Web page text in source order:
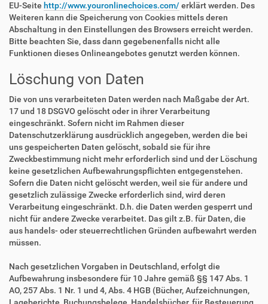
EU-Seite http://www.youronlinechoices.com/ erklärt werden. Des
Weiteren kann die Speicherung von Cookies mittels deren
Abschaltung in den Einstellungen des Browsers erreicht werden.
Bitte beachten Sie, dass dann gegebenenfalls nicht alle
Funktionen dieses Onlineangebotes genutzt werden können.
Löschung von Daten
Die von uns verarbeiteten Daten werden nach Maßgabe der Art.
17 und 18 DSGVO gelöscht oder in ihrer Verarbeitung
eingeschränkt. Sofern nicht im Rahmen dieser
Datenschutzerklärung ausdrücklich angegeben, werden die bei
uns gespeicherten Daten gelöscht, sobald sie für ihre
Zweckbestimmung nicht mehr erforderlich sind und der Löschung
keine gesetzlichen Aufbewahrungspflichten entgegenstehen.
Sofern die Daten nicht gelöscht werden, weil sie für andere und
gesetzlich zulässige Zwecke erforderlich sind, wird deren
Verarbeitung eingeschränkt. D.h. die Daten werden gesperrt und
nicht für andere Zwecke verarbeitet. Das gilt z.B. für Daten, die
aus handels- oder steuerrechtlichen Gründen aufbewahrt werden
müssen.
Nach gesetzlichen Vorgaben in Deutschland, erfolgt die
Aufbewahrung insbesondere für 10 Jahre gemäß §§ 147 Abs. 1
AO, 257 Abs. 1 Nr. 1 und 4, Abs. 4 HGB (Bücher, Aufzeichnungen,